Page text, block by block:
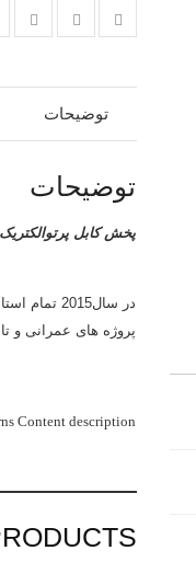
توضیحات
توضیحات
پخش کابل پرتوالکتریک
در
پروژه های عمرانی و
Content description.